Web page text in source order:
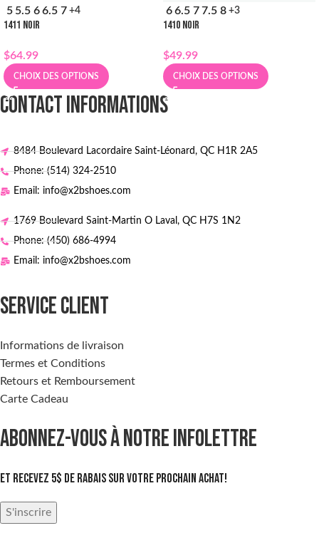
5 5.5 6 6.5 7 +4
1411 NOIR
$64.99
CHOIX DES OPTIONS
6 6.5 7 7.5 8 +3
1410 NOIR
$49.99
CHOIX DES OPTIONS
CONTACT INFORMATIONS
8484 Boulevard Lacordaire Saint-Léonard, QC H1R 2A5
Phone: (514) 324-2510
Email: info@x2bshoes.com
1769 Boulevard Saint-Martin O Laval, QC H7S 1N2
Phone: (450) 686-4994
Email: info@x2bshoes.com
SERVICE CLIENT
Informations de livraison
Termes et Conditions
Retours et Remboursement
Carte Cadeau
ABONNEZ-VOUS À NOTRE INFOLETTRE
Et recevez 5$ de rabais sur votre prochain achat!
S'inscrire